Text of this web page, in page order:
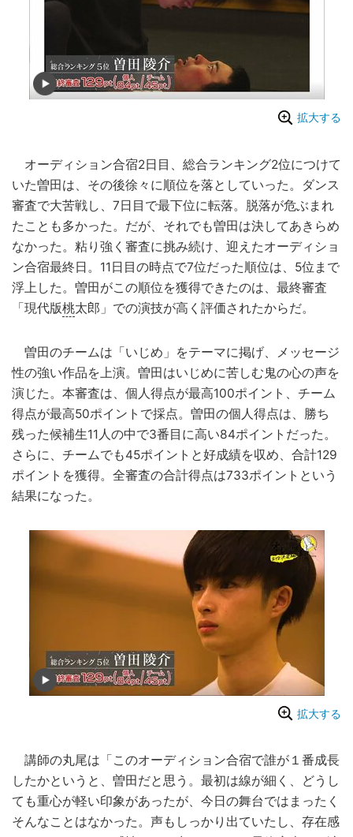
拡大する
オーディション合宿2日目、総合ランキング2位につけて
いた曽田は、その後徐々に順位を落としていった。ダンス
審査で大苦戦し、7日目で最下位に転落。脱落が危ぶまれ
たことも多かった。だが、それでも曽田は決してあきらめ
なかった。粘り強く審査に挑み続け、迎えたオーディショ
ン合宿最終日。11日目の時点で7位だった順位は、5位まで
浮上した。曽田がこの順位を獲得できたのは、最終審査
「現代版桃太郎」での演技が高く評価されたからだ。
曽田のチームは「いじめ」をテーマに掲げ、メッセージ
性の強い作品を上演。曽田はいじめに苦しむ鬼の心の声を
演じた。本審査は、個人得点が最高100ポイント、チーム
得点が最高50ポイントで採点。曽田の個人得点は、勝ち
残った候補生11人の中で3番目に高い84ポイントだった。
さらに、チームでも45ポイントと好成績を収め、合計129
ポイントを獲得。全審査の合計得点は733ポイントという
結果になった。
拡大する
講師の丸尾は「このオーディション合宿で誰が１番成長
したかというと、曽田だと思う。最初は線が細く、どうし
ても重心が軽い印象があったが、今日の舞台ではまったく
そんなことはなかった。声もしっかり出ていたし、存在感